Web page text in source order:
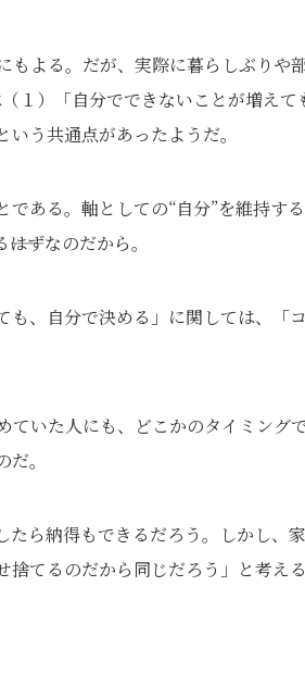
もよる。だが、実際に暮らしぶりや
１）「自分でできないことが増え
う共通点があったようだ。
ある。軸としての“自分”を維持す
はずなのだから。
も、自分で決める」に関しては、「
いた人にも、どこかのタイミング
。
ら納得もできるだろう。しかし、
てるのだから同じだろう」と考え